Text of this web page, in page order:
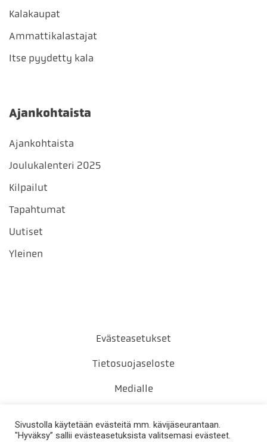
Kalakaupat
Ammattikalastajat
Itse pyydetty kala
Ajankohtaista
Ajankohtaista
Joulukalenteri 2025
Kilpailut
Tapahtumat
Uutiset
Yleinen
Evästeasetukset
Tietosuojaseloste
Medialle
Sivustolla käytetään evästeitä mm. kävijäseurantaan.
"Hyväksy” sallii evästeasetuksista valitsemasi evästeet.